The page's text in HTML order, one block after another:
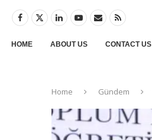
HOME ABOUT US CONTACT US
Home Gündem